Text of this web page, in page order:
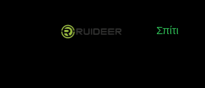
Σπίτι